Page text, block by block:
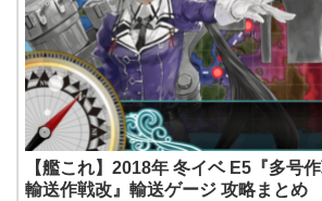
【艦これ】2018年 冬イベ E5『多号
輸送作戦改』輸送ゲージ 攻略まとめ